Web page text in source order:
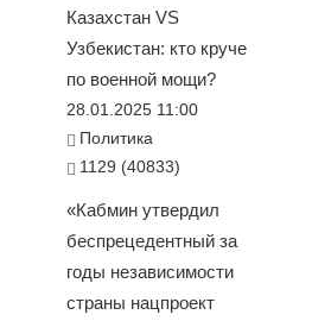
Казахстан VS
Узбекистан: кто круче
по военной мощи?
28.01.2025 11:00
Политика
1129 (40833)
«Кабмин утвердил
беспрецедентный за
годы независимости
страны нацпроект